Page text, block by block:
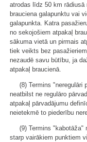
atrodas līdz 50 km
brauciena galapunktu vai
galapunkta. Katra
no sekojošiem atpakaļ
sākuma vietā un pirmais
tiek veikts bez
nezaudē savu būtību, ja
atpakaļ braucienā.
(8) Termins "neregulāri
neatbilst ne regulāro
atpakaļ pārvadājumu
neietekmē to piederību
(9) Termins "kabotāža"
starp vairākiem punktiem